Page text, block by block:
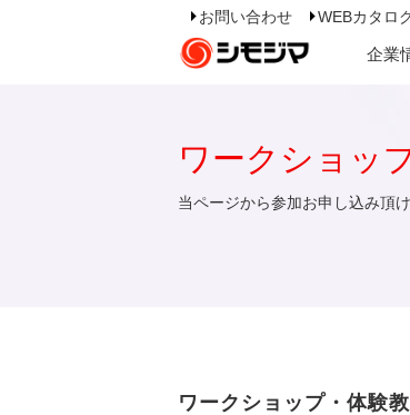
お問い合わせ WEBカタロ
企業
ワークショッ
当ページから参加お申し込み頂け
ワークショップ・体験